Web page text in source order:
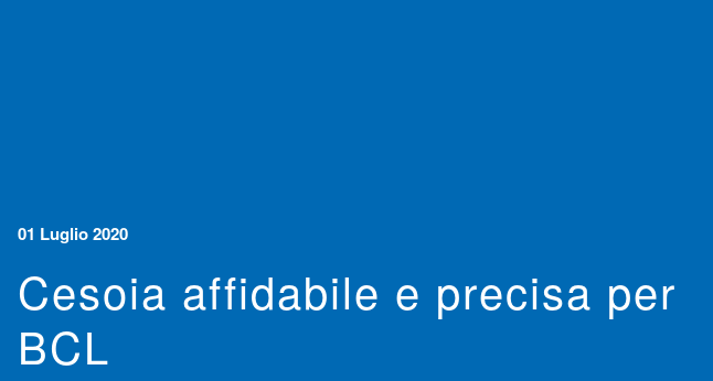
01 Luglio 2020
Cesoia affidabile e precisa per
BCL